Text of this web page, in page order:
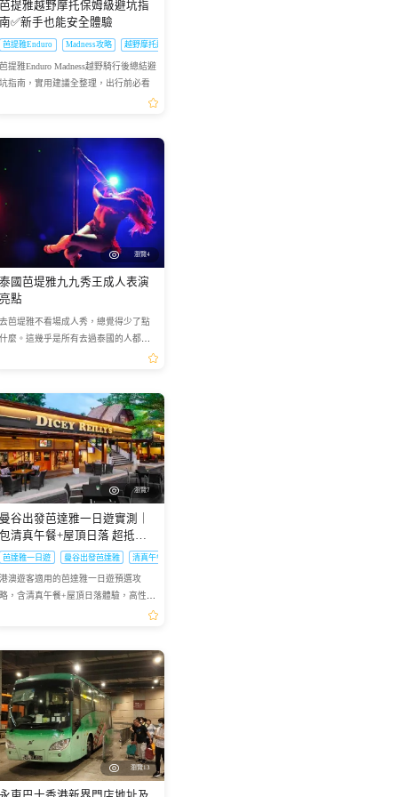
芭提雅越野摩托保姆級避坑指
南✅新手也能安全體驗
芭提雅Enduro Madness攻略 越野摩托避坑
芭提雅Enduro Madness越野騎行後總結避
坑指南，實用建議全整理，出行前必看
瀏覽4
泰國芭堤雅九九秀王成人表演
亮點
去芭堤雅不看場成人秀，總覺得少了點
什麼。這幾乎是所有去過泰國的人都會
告訴你的話。今天要聊的，就是這張泰
瀏覽7
曼谷出發芭達雅一日遊實測｜
包清真午餐+屋頂日落 超抵玩
法不踩雷
芭達雅一日遊 曼谷出發芭達雅 清真午餐芭達雅
港澳遊客適用的芭達雅一日遊預選攻
略，含清真午餐+屋頂日落體驗，高性價
瀏覽13